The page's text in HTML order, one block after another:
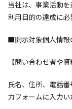
当社は、事業活動
利用目的の達成に必
■開示対象個人情報
【問い合わせ者や
氏名、住所、電話
力フォームに入力